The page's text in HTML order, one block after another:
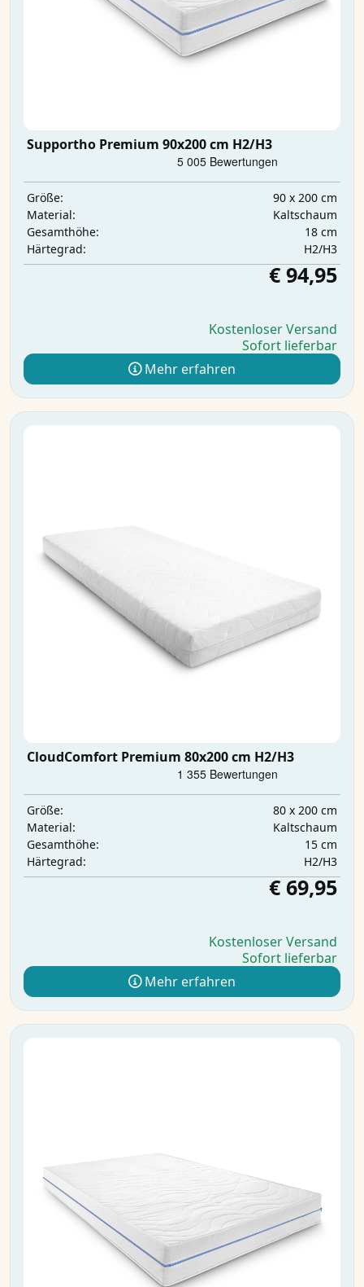
Supportho Premium 90x200 cm H2/H3
Größe:
90 x 200 cm
Material:
Kaltschaum
Gesamthöhe:
18 cm
Härtegrad:
H2/H3
€ 94,95
Kostenloser Versand
Sofort lieferbar
Mehr erfahren
CloudComfort Premium 80x200 cm H2/H3
Größe:
80 x 200 cm
Material:
Kaltschaum
Gesamthöhe:
15 cm
Härtegrad:
H2/H3
€ 69,95
Kostenloser Versand
Sofort lieferbar
Mehr erfahren